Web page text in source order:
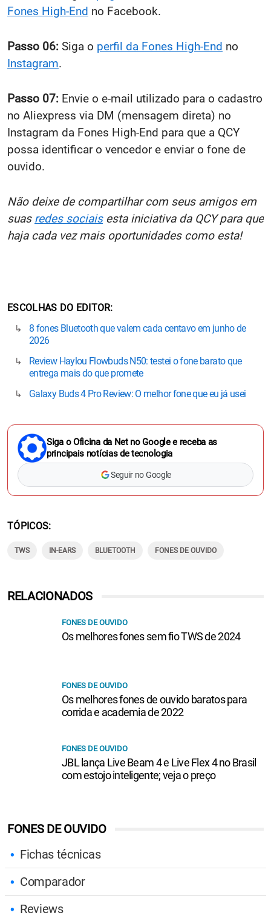
Fones High-End no Facebook.
Passo 06: Siga o perfil da Fones High-End no
Instagram.
Passo 07: Envie o e-mail utilizado para o cadastro
no Aliexpress via DM (mensagem direta) no
Instagram da Fones High-End para que a QCY
possa identificar o vencedor e enviar o fone de
ouvido.
Não deixe de compartilhar com seus amigos em
suas redes sociaisesta iniciativa da QCY para que
haja cada vez mais oportunidades como esta!
ESCOLHAS DO EDITOR
8 fones Bluetooth que valem cada centavo em junho de
2026
Review Haylou Flowbuds N50: testei o fone barato que
entrega mais do que promete
Galaxy Buds 4 Pro Review: O melhor fone que eu já usei
Siga o Oficina da Net no Google e receba as
principais notícias de tecnologia
Seguir no Google
TÓPICOS
TWS IN-EARS BLUETOOTH FONES DE OUVIDO
FONES DE OUVIDO
Fichas técnicas
Comparador
Reviews
RELACIONADOS
FONES DE OUVIDO
Os melhores fones sem fio TWS de 2024
FONES DE OUVIDO
Os melhores fones de ouvido baratos para
corrida e academia de 2022
FONES DE OUVIDO
JBL lança Live Beam 4 e Live Flex 4 no Brasil
com estojo inteligente; veja o preço